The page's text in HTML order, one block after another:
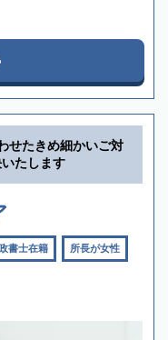
せたきめ細かいご対
たします
書士在籍 所長が女性